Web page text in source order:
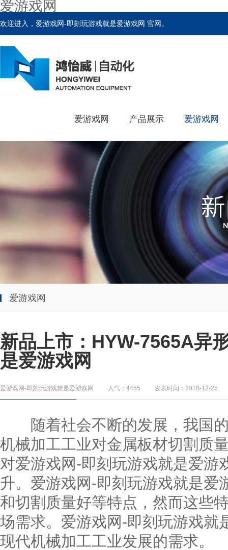
爱游戏网
欢迎进入，爱游戏网-即刻玩游戏就是爱游戏网 官网。
爱游戏网 产品展示 爱游戏网
爱游戏网
新品上市：HYW-7565A异
是爱游戏网
爱游戏网-即刻玩游戏就是爱游戏网 人气：4455 发表时间：2018-12-25
随着社会不断的发展，我国的
机械加工工业对金属板材切割质
对爱游戏网-即刻玩游戏就是爱游
升。爱游戏网-即刻玩游戏就是爱
和切割质量好等特点，然而这些
场需求。爱游戏网-即刻玩游戏就
现代机械加工工业发展的需求。